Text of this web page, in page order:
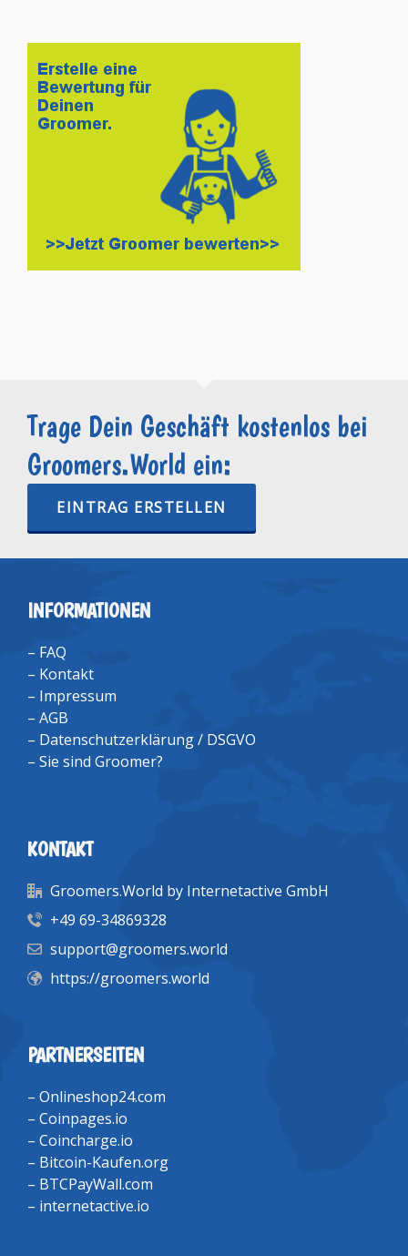
Trage Dein Geschäft kostenlos bei
Groomers.World ein:
EINTRAG ERSTELLEN
INFORMATIONEN
– FAQ
– Kontakt
– Impressum
– AGB
– Datenschutzerklärung / DSGVO
– Sie sind Groomer?
KONTAKT
Groomers.World by Internetactive GmbH
+49 69-34869328
support@groomers.world
https://groomers.world
PARTNERSEITEN
– Onlineshop24.com
– Coinpages.io
– Coincharge.io
– Bitcoin-Kaufen.org
– BTCPayWall.com
– internetactive.io